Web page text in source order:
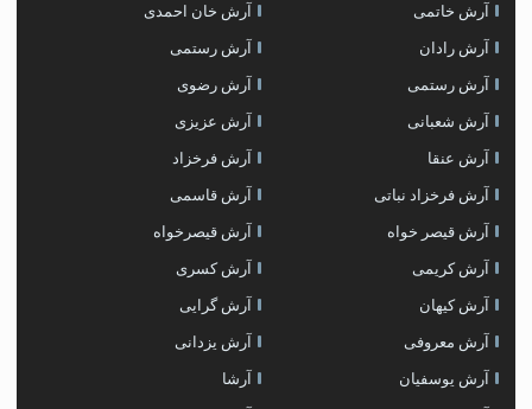
آرش خاتمی آرش خان احمدی
آرش رادان آرش رستمى
آرش رستمی آرش رضوی
آرش شعبانی آرش عزیزی
آرش عنقا آرش فرخزاد
آرش فرخزاد نباتی آرش قاسمی
آرش قیصر خواه آرش قیصرخواه
آرش کریمی آرش کسری
آرش کیهان آرش گرایی
آرش معروفی آرش یزدانی
آرش یوسفیان آرشا